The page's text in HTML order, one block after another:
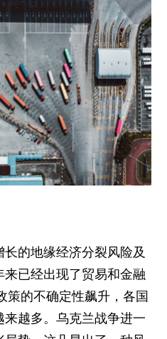
的地缘经济分裂风险及
已经出现了贸易和金融
的不确定性飙升，各国
越多。乌克兰战争进一